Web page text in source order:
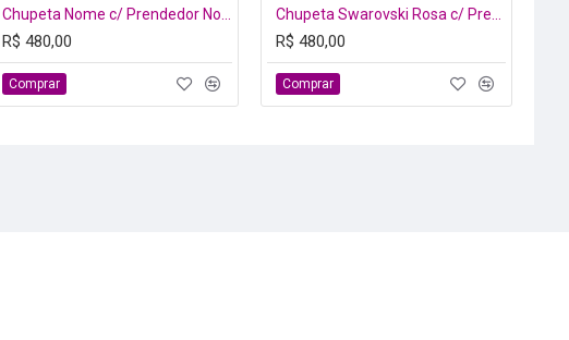
Chupeta Nome c/ Prendedor Nossa Senhora
R$ 480,00
Comprar
Chupeta Swarovski Rosa c/ Prendedor
R$ 480,00
Comprar